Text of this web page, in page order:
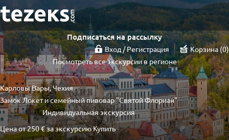
Подписаться на рассылку
Вход / Регистрация Корзина 0
Посмотреть все экскурсии в регионе
Карловы Вары, Чехия
Замок Локет и семейный пивовар "Святой Флориан"
Индивидуальная экскурсия
Цена от250 €за экскурсиюКупить